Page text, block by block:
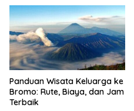
Panduan Wisata Keluarga ke
Bromo: Rute, Biaya, dan Jam
Terbaik